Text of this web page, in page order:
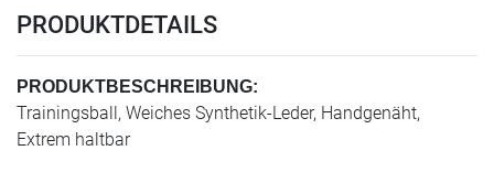
PRODUKTDETAILS
PRODUKTBESCHREIBUNG:
Trainingsball, Weiches Synthetik-Leder, Handgenäht,
Extrem haltbar